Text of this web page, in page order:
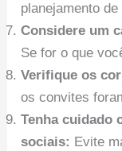
planejamento
Considere um
Se for o que
Verifique os
os convites
Tenha cuidado
sociais: Evite